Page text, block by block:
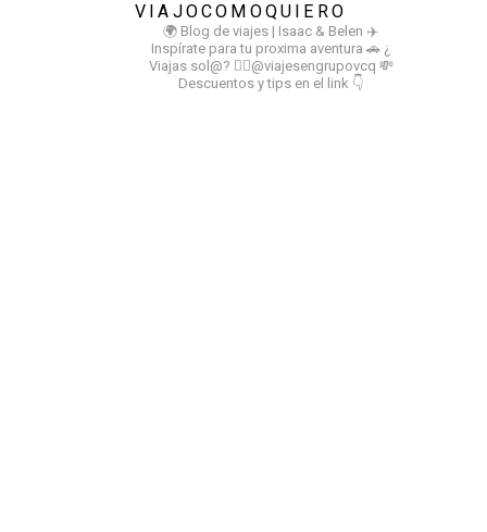
VIAJOCOMOQUIERO
🌍 Blog de viajes | Isaac & Belen ✈️
Inspírate para tu proxima aventura 🚗 ¿
Viajas sol@? 👉🏻@viajesengrupovcq 💸
Descuentos y tips en el link 👇